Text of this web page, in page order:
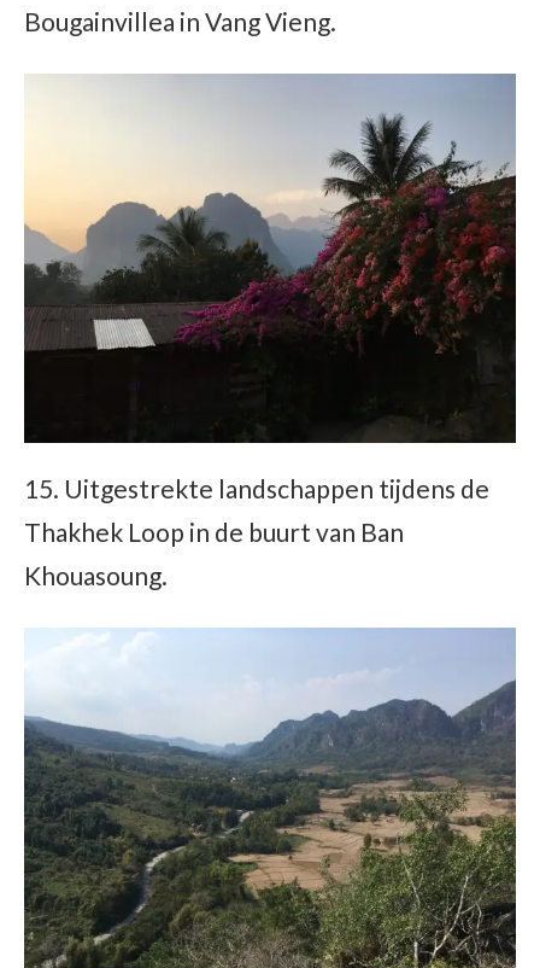
Bougainvillea in Vang Vieng.
15. Uitgestrekte landschappen tijdens de
Thakhek Loop in de buurt van Ban
Khouasoung.